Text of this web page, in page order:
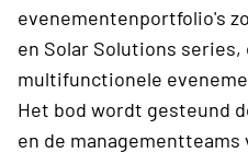
evenementenportfolio's
en Solar Solutions series,
multifunctionele
Het bod wordt gesteund
en de managementteams